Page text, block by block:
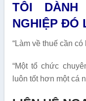
TÔI DÀNH
NGHIỆP ĐÓ
“Làm về thuế cần có
“Một tổ chức
luôn tốt hơn một cá